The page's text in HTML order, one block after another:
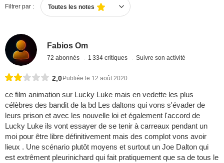
Filtrer par : Toutes les notes
Fabios Om
72 abonnés 1 334 critiques Suivre son activité
2,0 Publiée le 12 août 2020
ce film animation sur Lucky Luke mais en vedette les plus
célèbres des bandit de la bd Les daltons qui vons s'évader de
leurs prison et avec les nouvelle loi et également l'accord de
Lucky Luke ils vont essayer de se tenir à carreaux pendant un
moi pour être libre définitivement mais des complot vons avoir
lieux . Une scénario plutôt moyens et surtout un Joe Dalton qui
est extrêment pleurinichard qui fait pratiquement que sa de tous le